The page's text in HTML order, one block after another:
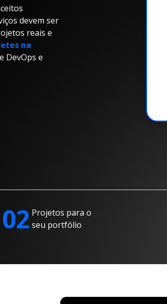
devem ser
reais e
na
DevOps e
02 Projetos para o
seu portfólio